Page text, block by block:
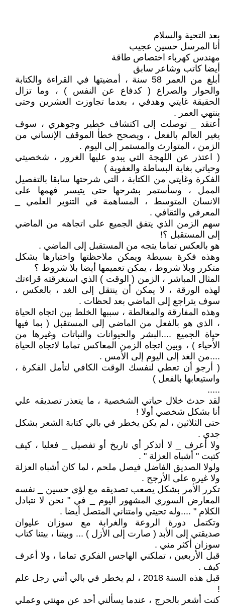
بعد التحية والسلام
أنا المرسل حسين عجيب
مهندس كهرباء اختصاص طاقة
أيضا كاتب وشاعر سابق
أبلغ من العمر 58 سنة ، أمضيتها في القراءة والكتابة
والحوار والصراع ( كدفاع عن النفس ) ، وما تزال
الحقيقة غايتي وهدفي ، بعدما تجاوزت العشرين وحتى
ينتهي العمر .
أعتقد _ توصلت إلى اكتشاف خطير وجوهري ، سوف
يغير العالم بالفعل ، ويصحح خطأ الموقف الإنساني من
الزمن ، المتوارث والمستمر إلى اليوم .
( اعتذر عن اللهجة التي يبدو عليها الغرور ، شخصيتي
وحياتي بغاية البساطة والعفوية )
الفكرة وغايتي من الكتابة ، التي شرحتها سابقا بالتفصيل
الممل ، وسأستمر بشرحها حتى يتيسر فهمها على
الانسان المتوسط ، المساهمة في التنوير العلمي _
المعرفي والثقافي .
سهم الزمن الذي يتفق الجميع على اتجاهه من الماضي
إلى المستقبل ؟!
هو بالعكس تماما يتجه من المستقبل إلى الماضي .
وهذه فكرة بسيطة ويمكن ملاحظتها واختبارها بشكل
متكرر وبلا شروط ، يمكن تعميمها أيضا بلا شروط ؟
المثال المباشر ، الزمن ( الوقت ) الذي استغرقته قراءتك
لهذه الورقة ، لا يمكن أن ينتقل إلى الغد ، بالعكس ،
سوف يتراجع إلى الماضي بعد لحظات .
وهذه المفارقة والمغالطة ، سببها الخلط بين اتجاه الحياة
، الذي هو بالفعل من الماضي إلى المستقبل ( بما فيها
حياة الجميع ....البشر والحيوانات والنباتات وغيرها من
الأحياء ) ، وبين اتجاه الزمن المعاكس تماما لاتجاه الحياة
....من الغد إلى اليوم إلى الأمس .
( أرجو أن تعطي لنفسك الوقت الكافي لتأمل الفكرة ،
واستيعابها بالفعل )
.....
لقد حدث خلال حياتي الشخصية ، ما يتعذر تصديقه علي
أنا بشكل شخصي أولا !
حتى الثلاثين ، لم يكن يخطر في بالي كتابة الشعر بشكل
جدي .
ولا أعرف _ لا أتذكر أي تاريخ أو تفصيل _ فعليا ، كيف
كتبت " أشباه العزلة " .
ولولا الصديق الفاضل فيصل ملحم ، لما كان أشباه العزلة
ولا غيره على الأرجح .
تكرر الأمر بشكل يصعب تصديقه مع لؤي حسين _ نفسه
المعارض السوري المشهور اليوم _ في " نحن لا نتبادل
الكلام " ....وله تحيتي وامتناني المتصل أيضا .
وتكتمل دورة الروعة والغرابة مع سوزان عليوان
صديقتي إلى الأبد ( صارت إلى الأزل ) ... وبيتنا ، بيتنا كتاب
سوزان أكثر مني .
قبل الأربعين ، تملكني الهاجس الفكري تماما ، ولا أعرف
كيف .
قبل هذه السنة 2018 ، لم يخطر في بالي أنني رجل علم
!
كنت أشعر بالحرج ، عندما يسألني أحد عن مهنتي وعملي